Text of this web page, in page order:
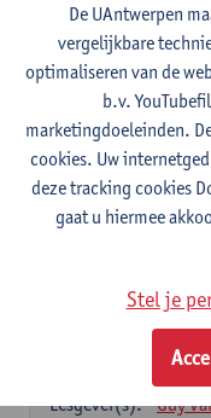
Glenn
Ellen
Apotheekstage I
2E
12studiepunten
Lesgever(s):
Hans
Filip
Farmacotherapie
Lesgever(s):
Hans
Genetica en
2E
Lesgever(s):
Guy
De UAntwerpen
vergelijkbare
optimaliseren van de
b.v.
marketingdoeleinden.
cookies. Uw
deze tracking cookies
gaat u hiermee
Stel je